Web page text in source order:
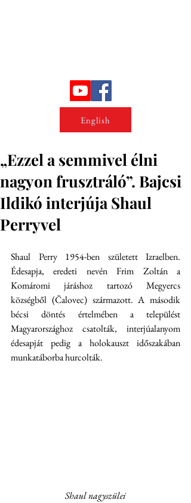
English
„Ezzel a semmivel élni
nagyon frusztráló”. Bajcsi
Ildikó interjúja Shaul
Perryvel
Shaul Perry 1954-ben született Izraelben.
Édesapja, eredeti nevén Frim Zoltán a
Komáromi járáshoz tartozó Megyercs
községből (Čalovec) származott. A második
bécsi döntés értelmében a települést
Magyarországhoz csatolták, interjúalanyom
édesapját pedig a holokauszt időszakában
munkatáborba hurcolták.
Shaul nagyszülei